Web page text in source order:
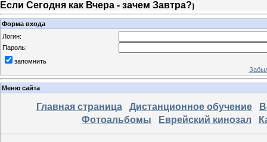
Если Сегодня как Вчера - зачем Завтра?]
Форма входа
Логин:
Пароль:
запомнить
Меню сайта
Главная страница Дистанционное обучение
Фотоальбомы
Еврейский кинозал